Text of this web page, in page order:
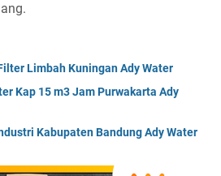
Limbah Kuningan Ady Water
Kap 15 m3 Jam Purwakarta Ady
Kabupaten Bandung Ady Water